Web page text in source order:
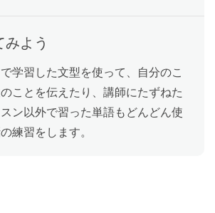
がふだんすることを伝えよう
語の場合の、一般動詞の現在形の使い
。「ボブは日本語を勉強します」「私
ています」のように、友達や家族が
とについて伝えられるようになりま
の場合の、一般動詞の現在形を使っ
よう
学習した文型を使って、自分のこ
ことを伝えたり、講師にたずねた
ン以外で習った単語もどんどん使
練習をします。